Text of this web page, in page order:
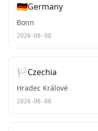
🇩🇪Germany
Bonn
2026-08-08
🏳️Czechia
Hradec Králové
2026-08-08